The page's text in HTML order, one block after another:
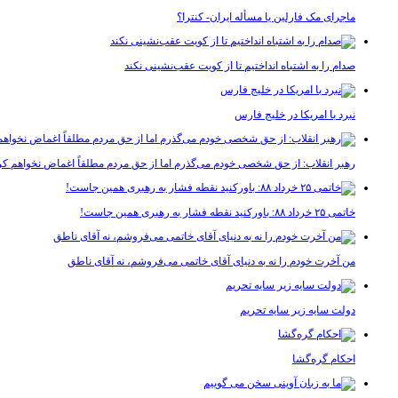
ماجرای مک فارلین یا مسأله ایران- کنترا؟
صدام را به اشتباه انداختیم تا از کویت عقب‌نشینی نکند
نبرد با امریکا در خلیج فارس
رهبر انقلاب: از حق شخصی خودم می‌گذرم اما از حق مردم مطلقاً اغماض نخواهم
خاتمی ۲۵ خرداد ۸۸: باورکنید نقطه فشار به رهبری همین جاست!
من آخرت خودم را نه به دنیای آقای خاتمی می‌فروشم، نه آقای ناطق
دولت سایه زیر سایه تحریم
احکام گره‌گشا